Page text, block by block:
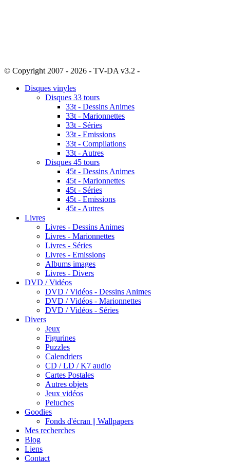
© Copyright 2007 - 2026 - TV-DA v3.2 -
Disques vinyles
Disques 33 tours
33t - Dessins Animes
33t - Marionnettes
33t - Séries
33t - Emissions
33t - Compilations
33t - Autres
Disques 45 tours
45t - Dessins Animes
45t - Marionnettes
45t - Séries
45t - Emissions
45t - Autres
Livres
Livres - Dessins Animes
Livres - Marionnettes
Livres - Séries
Livres - Emissions
Albums images
Livres - Divers
DVD / Vidéos
DVD / Vidéos - Dessins Animes
DVD / Vidéos - Marionnettes
DVD / Vidéos - Séries
Divers
Jeux
Figurines
Puzzles
Calendriers
CD / LD / K7 audio
Cartes Postales
Autres objets
Jeux vidéos
Peluches
Goodies
Fonds d'écran || Wallpapers
Mes recherches
Blog
Liens
Contact